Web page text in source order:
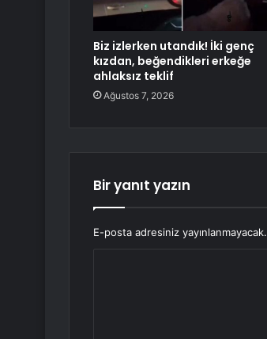
Biz izlerken utandık! İki genç
kızdan, beğendikleri erkeğe
ahlaksız teklif
Ağustos 7, 2026
Bir yanıt yazın
E-posta adresiniz yayınlanmayacak.